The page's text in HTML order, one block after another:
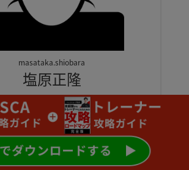
masataka.shiobara
塩原正隆
記事一覧へ